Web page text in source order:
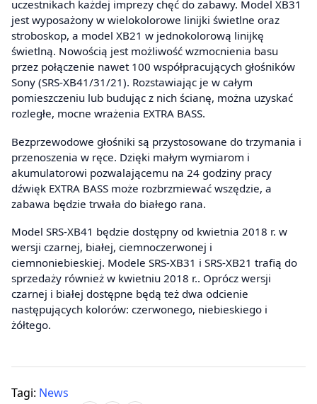
uczestnikach każdej imprezy chęć do zabawy. Model XB31
jest wyposażony w wielokolorowe linijki świetlne oraz
stroboskop, a model XB21 w jednokolorową linijkę
świetlną. Nowością jest możliwość wzmocnienia basu
przez połączenie nawet 100 współpracujących głośników
Sony (SRS-XB41/31/21). Rozstawiając je w całym
pomieszczeniu lub budując z nich ścianę, można uzyskać
rozległe, mocne wrażenia EXTRA BASS.
Bezprzewodowe głośniki są przystosowane do trzymania i
przenoszenia w ręce. Dzięki małym wymiarom i
akumulatorowi pozwalającemu na 24 godziny pracy
dźwięk EXTRA BASS może rozbrzmiewać wszędzie, a
zabawa będzie trwała do białego rana.
Model SRS-XB41 będzie dostępny od kwietnia 2018 r. w
wersji czarnej, białej, ciemnoczerwonej i
ciemnoniebieskiej. Modele SRS-XB31 i SRS-XB21 trafią do
sprzedaży również w kwietniu 2018 r.. Oprócz wersji
czarnej i białej dostępne będą też dwa odcienie
następujących kolorów: czerwonego, niebieskiego i
żółtego.
Tagi: News